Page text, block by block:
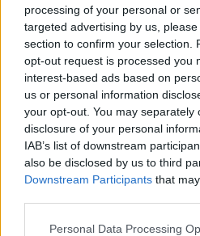
processing of your personal or
targeted advertising by us,
section to confirm your selection.
opt-out request is processed you
interest-based ads based on
us or personal information
your opt-out. You may separately
disclosure of your personal
IAB’s list of downstream
also be disclosed by us to third
Downstream Participants that
Please note that this website/app
Personal Data Processing
Verder lezen
NEWS